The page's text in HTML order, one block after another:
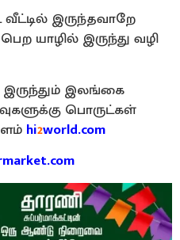
வீட்டில் இருந்தவாறே
யாழில் இருந்து வழி
இருந்தும் இலங்கை
பொருட்கள்
hi2world.com